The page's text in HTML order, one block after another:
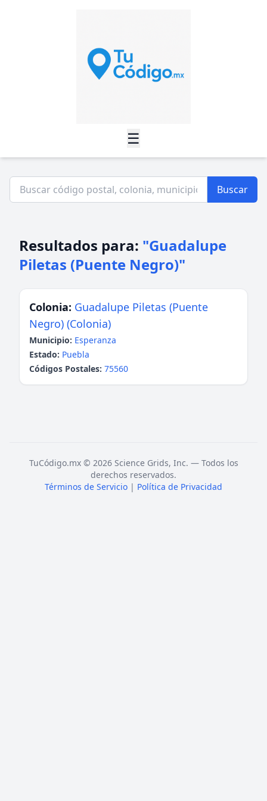
☰
Buscar
Resultados para: "Guadalupe
Piletas (Puente Negro)"
Colonia: Guadalupe Piletas (Puente
Negro) (Colonia)
Municipio: Esperanza
Estado: Puebla
Códigos Postales: 75560
TuCódigo.mx © 2026 Science Grids, Inc. — Todos los
derechos reservados.
Términos de Servicio | Política de Privacidad